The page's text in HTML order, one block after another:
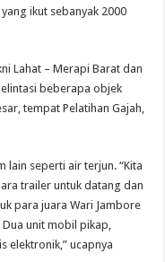
ikut sebanyak 2000
Lahat – Merapi Barat dan
beberapa objek
tempat Pelatihan Gajah,
lain seperti air terjun. “Kita
trailer untuk datang dan
para juara Wari Jambore
unit mobil pikap,
elektronik,” ucapnya